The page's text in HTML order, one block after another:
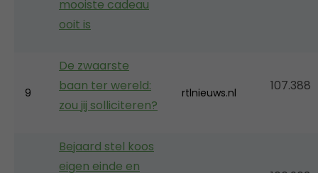
mooiste cadeau
ooit is
9
De zwaarste
baan ter wereld:
zou jij solliciteren?
rtlnieuws.nl 107.388
Bejaard stel koos
eigen einde en